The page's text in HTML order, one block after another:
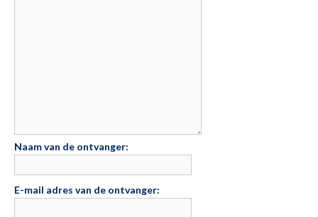
Naam van de ontvanger:
E-mail adres van de ontvanger: